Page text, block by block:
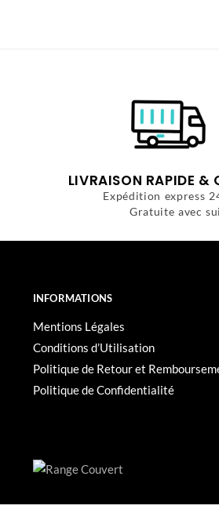
LIVRAISON RAPIDE &
Expédition express
Gratuite avec
INFORMATIONS
Mentions Légales
Conditions d’Utilisation
Politique de Retour et
Politique de Confidentialité